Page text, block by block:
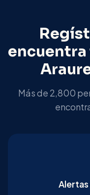
encuentra
Más de 2,800